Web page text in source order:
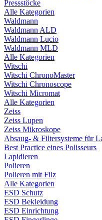
Pressstöcke
Alle Kategorien
Waldmann
Waldmann ALD
Waldmann Lucio
Waldmann MLD
Alle Kategorien
Witschi
Witschi ChronoMaster
Witschi Chronoscope
Witschi Micromat
Alle Kategorien
Zeiss
Zeiss Lupen
Zeiss Mikroskope
Absaug- & Filtersysteme für
Best Practice eines Polisseurs
Lapidieren
Polieren
Polieren mit Filz
Alle Kategorien
ESD Schutz
ESD Bekleidung
ESD Einrichtung